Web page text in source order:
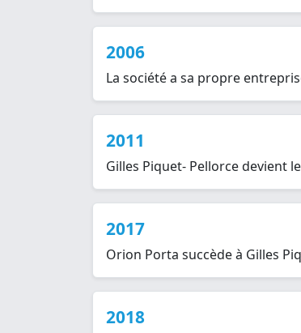
2006
La société a sa propre
2011
Gilles Piquet- Pellorce devient
2017
Orion Porta succède à Gilles
2018